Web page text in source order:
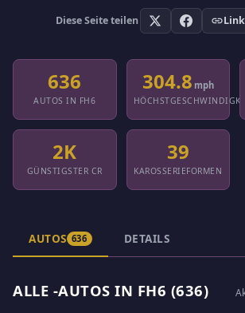
Diese Seite teilen
636
AUTOS IN FH6
304.8 mph
2K
GÜNSTIGSTER CR
39
KAROSSERIEFORMEN
AUTOS 636 DETAILS
ALLE -AUTOS IN FH6 (636)